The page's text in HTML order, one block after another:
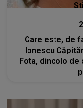
Care este, de
Ionescu
Fota, dincolo de